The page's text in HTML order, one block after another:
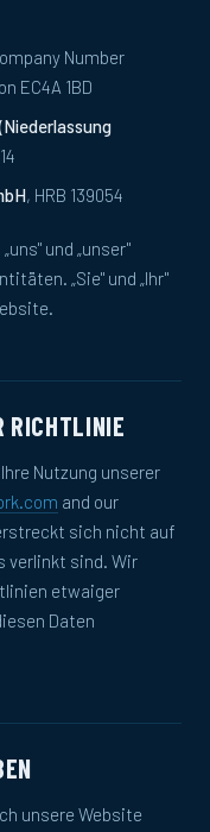
Number
EC4A 1BD
, HRB 139054
und „unser"
„Sie" und „Ihr"
RICHTLINIE
Nutzung unserer
and our
sich nicht auf
verlinkt sind. Wir
etwaiger
Daten
unsere Website